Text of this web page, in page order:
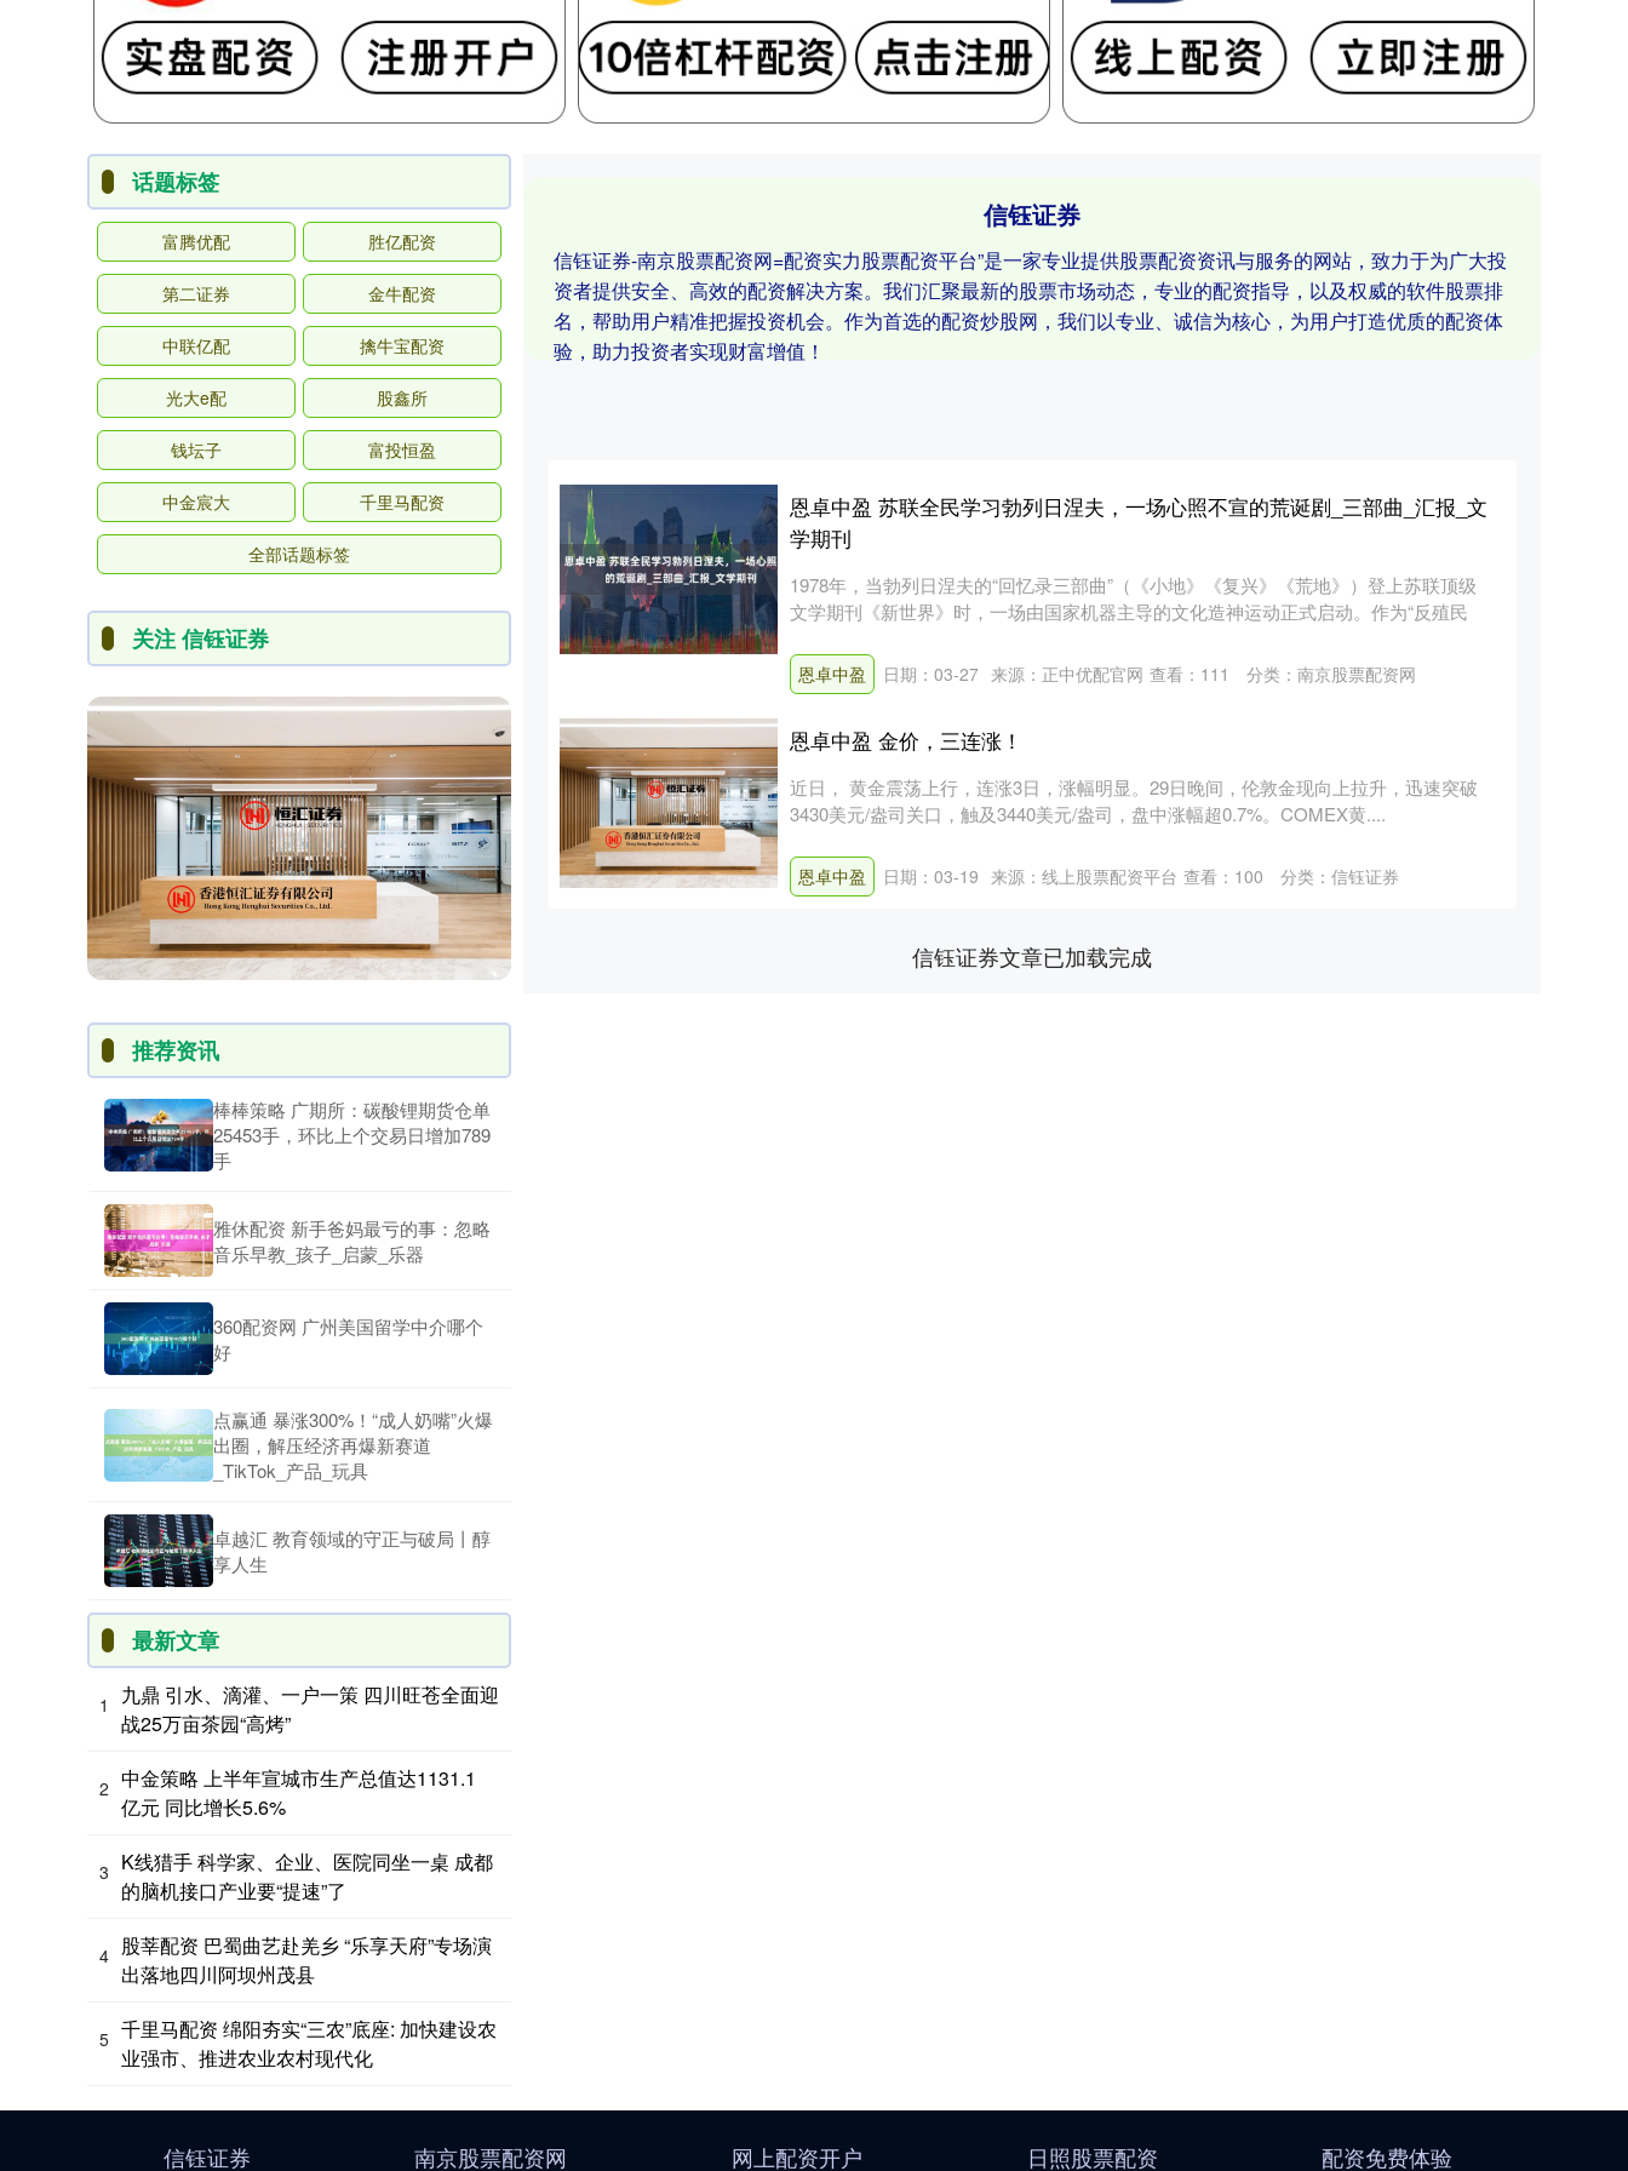
信钰证券
信钰证券-南京股票配资网=配资实力股票配资平台”是一家专业提供股票配资资讯与服务的网站，致力于为广大投
资者提供安全、高效的配资解决方案。我们汇聚最新的股票市场动态，专业的配资指导，以及权威的软件股票排
名，帮助用户精准把握投资机会。作为首选的配资炒股网，我们以专业、诚信为核心，为用户打造优质的配资体
验，助力投资者实现财富增值！
恩卓中盈 苏联全民学习勃列日涅夫，一场心照不宣的荒诞剧_三部曲_汇报_文
学期刊
1978年，当勃列日涅夫的“回忆录三部曲”（《小地》《复兴》《荒地》）登上苏联顶级
文学期刊《新世界》时，一场由国家机器主导的文化造神运动正式启动。作为“反殖民
恩卓中盈 日期：03-27 来源：正中优配官网 查看： 111 分类： 南京股票配资网
恩卓中盈 金价，三连涨！
近日， 黄金震荡上行，连涨3日，涨幅明显。29日晚间，伦敦金现向上拉升，迅速突破
3430美元/盎司关口，触及3440美元/盎司，盘中涨幅超0.7%。COMEX黄....
恩卓中盈 日期：03-19 来源：线上股票配资平台 查看： 100 分类： 信钰证券
信钰证券文章已加载完成
话题标签
富腾优配 胜亿配资
第二证券 金牛配资
中联亿配 擒牛宝配资
光大e配 股鑫所
钱坛子 富投恒盈
中金宸大 千里马配资
全部话题标签
关注 信钰证券
推荐资讯
棒棒策略 广期所：碳酸锂期货仓单
25453手，环比上个交易日增加789
手
雅休配资 新手爸妈最亏的事：忽略
音乐早教_孩子_启蒙_乐器
360配资网 广州美国留学中介哪个
好
点赢通 暴涨300%！“成人奶嘴”火爆
出圈，解压经济再爆新赛道
_TikTok_产品_玩具
卓越汇 教育领域的守正与破局丨醇
享人生
最新文章
1
九鼎 引水、滴灌、一户一策 四川旺苍全面迎
战25万亩茶园“高烤”
2 中金策略 上半年宣城市生产总值达1131.1
亿元 同比增长5.6%
3 K线猎手 科学家、企业、医院同坐一桌 成都
的脑机接口产业要“提速”了
4 股莘配资 巴蜀曲艺赴羌乡 “乐享天府”专场演
出落地四川阿坝州茂县
5 千里马配资 绵阳夯实“三农”底座: 加快建设农
业强市、推进农业农村现代化
信钰证券 南京股票配资网 网上配资开户 日照股票配资 配资免费体验